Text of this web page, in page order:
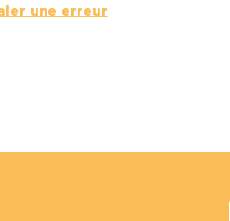
une erreur